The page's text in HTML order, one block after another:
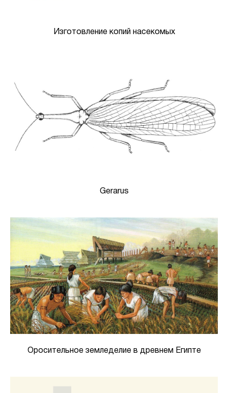
Изготовление копий насекомых
Gerarus
Оросительное земледелие в древнем Египте